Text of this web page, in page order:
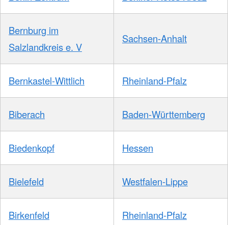
Bernburg im
Salzlandkreis e. V
Sachsen-Anhalt
Bernkastel-Wittlich Rheinland-Pfalz
Biberach Baden-Württemberg
Biedenkopf Hessen
Bielefeld Westfalen-Lippe
Birkenfeld Rheinland-Pfalz